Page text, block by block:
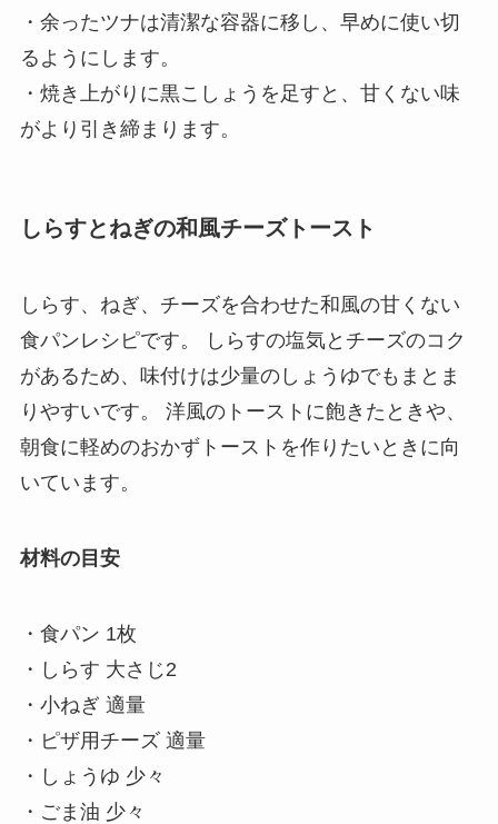
・余ったツナは清潔な容器に移し、早めに使い切
るようにします。
・焼き上がりに黒こしょうを足すと、甘くない味
がより引き締まります。
しらすとねぎの和風チーズトースト
しらす、ねぎ、チーズを合わせた和風の甘くない
食パンレシピです。 しらすの塩気とチーズのコク
があるため、味付けは少量のしょうゆでもまとま
りやすいです。 洋風のトーストに飽きたときや、
朝食に軽めのおかずトーストを作りたいときに向
いています。
材料の目安
・食パン 1枚
・しらす 大さじ2
・小ねぎ 適量
・ピザ用チーズ 適量
・しょうゆ 少々
・ごま油 少々